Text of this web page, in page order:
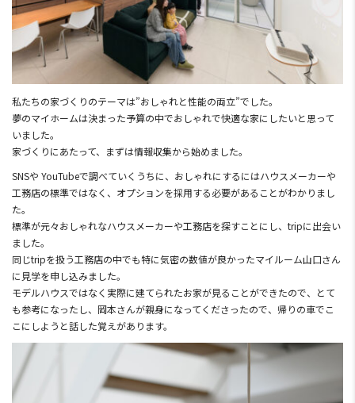
私たちの家づくりのテーマは”おしゃれと性能の両立”でした。
夢のマイホームは決まった予算の中でおしゃれで快適な家にしたいと思って
いました。
家づくりにあたって、まずは情報収集から始めました。
SNSや YouTubeで調べていくうちに、おしゃれにするにはハウスメーカーや
工務店の標準ではなく、オプションを採用する必要があることがわかりまし
た。
標準が元々おしゃれなハウスメーカーや工務店を探すことにし、tripに出会い
ました。
同じtripを扱う工務店の中でも特に気密の数値が良かったマイルーム山口さん
に見学を申し込みました。
モデルハウスではなく実際に建てられたお家が見ることができたので、とて
も参考になったし、岡本さんが親身になってくださったので、帰りの車でこ
こにしようと話した覚えがあります。